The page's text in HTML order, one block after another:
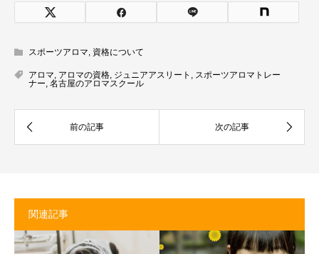
スポーツアロマ 資格について
アロマ アロマの資格 ジュニアアスリート
スポーツアロマトレー
ナー 名古屋のアロマスクール
関連記事